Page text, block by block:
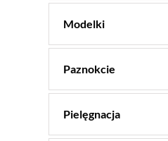
Modelki
Paznokcie
Pielęgnacja